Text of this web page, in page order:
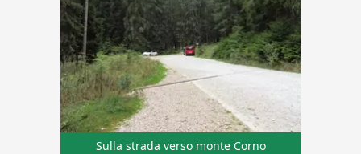
Sulla strada verso monte Corno